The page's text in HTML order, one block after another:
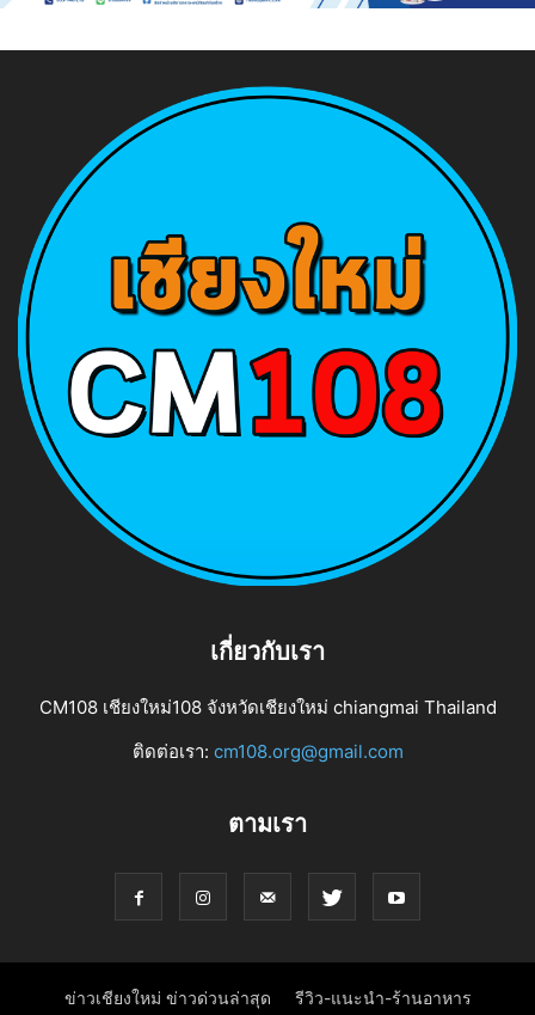
เกี่ยวกับเรา
CM108 เชียงใหม่108 จังหวัดเชียงใหม่ chiangmai Thailand
ติดต่อเรา: cm108.org@gmail.com
ตามเรา
ข่าวเชียงใหม่ ข่าวด่วนล่าสุด รีวิว-แนะนำ-ร้านอาหาร